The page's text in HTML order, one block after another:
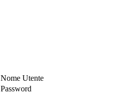
Nome Utente
Password